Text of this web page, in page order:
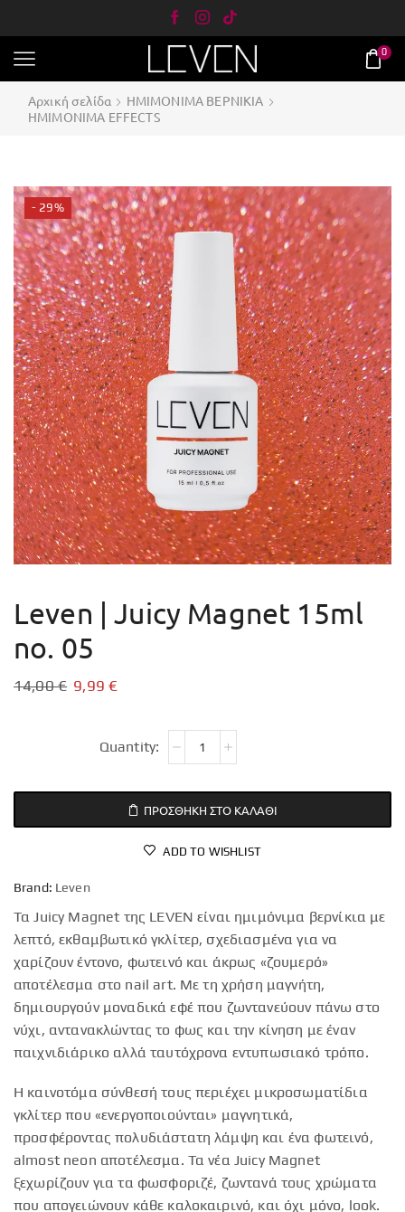
0
Αρχική σελίδα
ΗΜΙΜΟΝΙΜΑ ΒΕΡΝΙΚΙΑ
ΗΜΙMONIΜΑ EFFECTS
- 29%
Leven | Juicy Magnet 15ml
no. 05
14,00€ 9,99€
ΠΡΟΣΘΉΚΗ ΣΤΟ ΚΑΛΆΘΙ
ADD TO WISHLIST
Brand: Leven
Τα Juicy Magnet της LEVEN είναι ημιμόνιμα βερνίκια με
λεπτό, εκθαμβωτικό γκλίτερ, σχεδιασμένα για να
χαρίζουν έντονο, φωτεινό και άκρως «ζουμερό»
αποτέλεσμα στο nail art. Με τη χρήση μαγνήτη,
δημιουργούν μοναδικά εφέ που ζωντανεύουν πάνω στο
νύχι, αντανακλώντας το φως και την κίνηση με έναν
παιχνιδιάρικο αλλά ταυτόχρονα εντυπωσιακό τρόπο.
Η καινοτόμα σύνθεσή τους περιέχει μικροσωματίδια
γκλίτερ που «ενεργοποιούνται» μαγνητικά,
προσφέροντας πολυδιάστατη λάμψη και ένα φωτεινό,
almost neon αποτέλεσμα. Τα νέα Juicy Magnet
ξεχωρίζουν για τα φωσφοριζέ, ζωντανά τους χρώματα
που απογειώνουν κάθε καλοκαιρινό, και όχι μόνο, look.